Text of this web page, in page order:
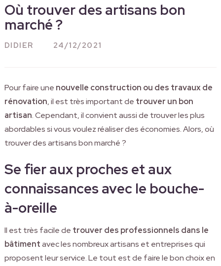
Où trouver des artisans bon
marché ?
DIDIER 24/12/2021
Pour faire une nouvelle construction ou des travaux de
rénovation, il est très important de trouver un bon
artisan. Cependant, il convient aussi de trouver les plus
abordables si vous voulez réaliser des économies. Alors, où
trouver des artisans bon marché ?
Se fier aux proches et aux
connaissances avec le bouche-
à-oreille
Il est très facile de trouver des professionnels dans le
bâtimentavec les nombreux artisans et entreprises qui
proposent leur service. Le tout est de faire le bon choix en